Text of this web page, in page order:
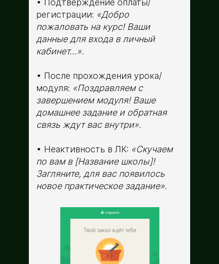
Подтверждение оплаты/
регистрации: «Добро
пожаловать на курс! Ваши
данные для входа в личный
кабинет…».
После прохождения урока/
модуля: «Поздравляем с
завершением модуля! Ваше
домашнее задание и обратная
связь ждут вас внутри».
Неактивность в ЛК: «Скучаем
по вам в [Название школы]!
Загляните, для вас появилось
новое практическое задание».